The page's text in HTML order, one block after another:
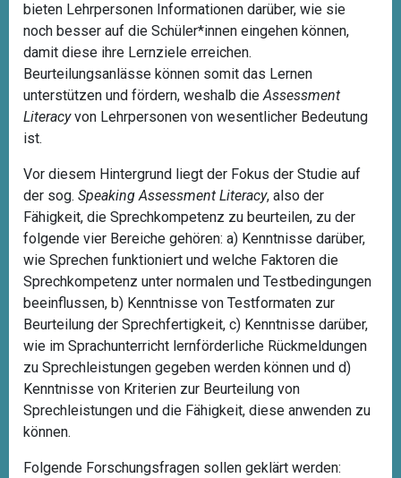
bieten Lehrpersonen Informationen darüber, wie sie
noch besser auf die Schüler*innen eingehen können,
damit diese ihre Lernziele erreichen.
Beurteilungsanlässe können somit das Lernen
unterstützen und fördern, weshalb dieAssessment
Literacyvon Lehrpersonen von wesentlicher Bedeutung
ist.
Vor diesem Hintergrund liegt der Fokus der Studie auf
der sog. Speaking Assessment Literacy, also der
Fähigkeit, die Sprechkompetenz zu beurteilen, zu der
folgende vier Bereiche gehören: a) Kenntnisse darüber,
wie Sprechen funktioniert und welche Faktoren die
Sprechkompetenz unter normalen und Testbedingungen
beeinflussen, b) Kenntnisse von Testformaten zur
Beurteilung der Sprechfertigkeit, c) Kenntnisse darüber,
wie im Sprachunterricht lernförderliche Rückmeldungen
zu Sprechleistungen gegeben werden können und d)
Kenntnisse von Kriterien zur Beurteilung von
Sprechleistungen und die Fähigkeit, diese anwenden zu
können.
Folgende Forschungsfragen sollen geklärt werden: